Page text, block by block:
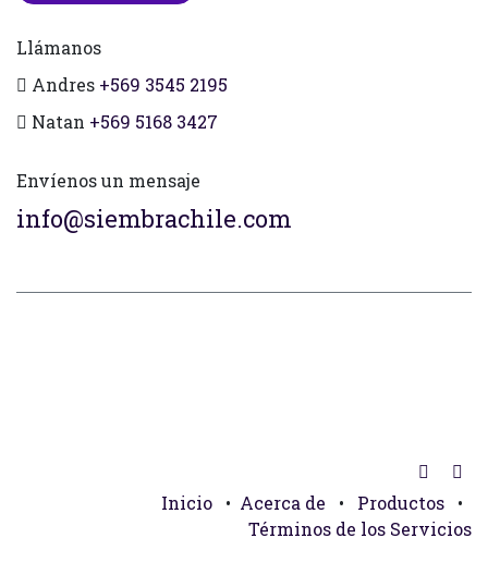
Llámanos
Andres +569 3545 2195
Natan +569 5168 3427
Envíenos un mensaje
info@siembrachile.com
Inicio • Acerca de • Productos
•
Términos de los Servicios